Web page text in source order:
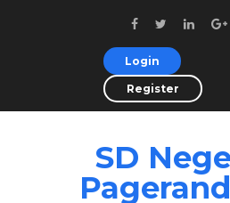
Login
Register
SD